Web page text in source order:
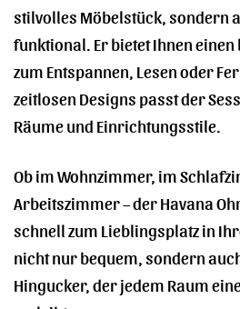
stilvolles Möbelstück, sondern
funktional. Er bietet Ihnen einen
zum Entspannen, Lesen oder
zeitlosen Designs passt der
Räume und Einrichtungsstile.
Ob im Wohnzimmer, im
Arbeitszimmer – der Havana
schnell zum Lieblingsplatz in
nicht nur bequem, sondern
Hingucker, der jedem Raum